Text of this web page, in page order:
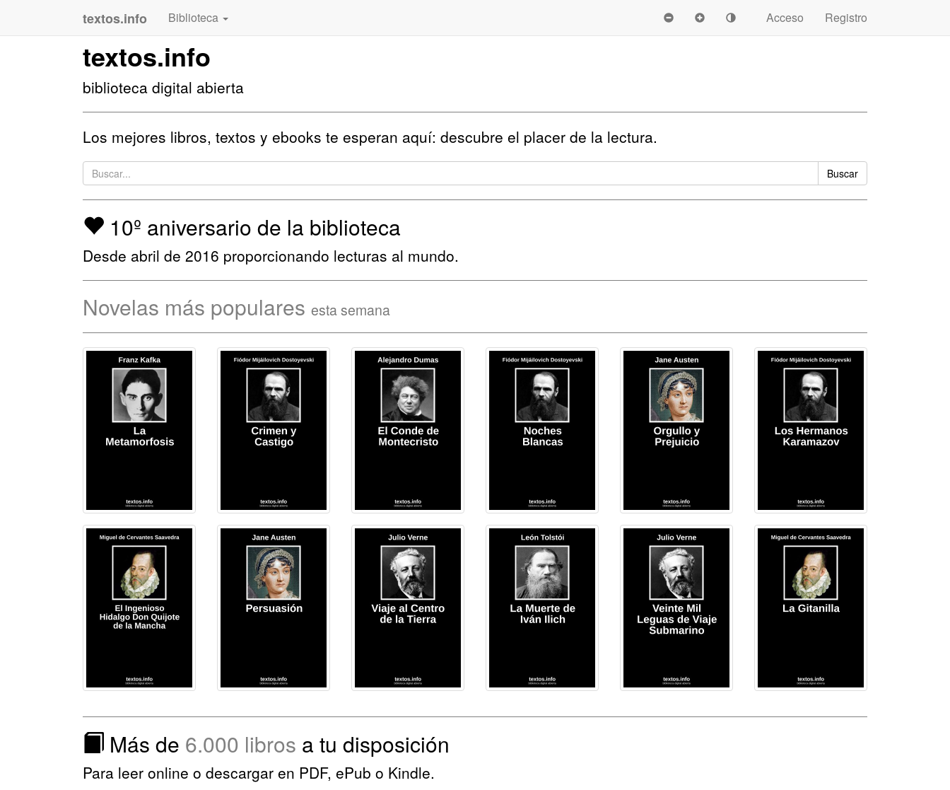
textos.info Biblioteca Acceso Registro
textos.info
biblioteca digital abierta
Los mejores libros, textos y ebooks te esperan aquí: descubre el placer de la lectura.
Buscar
10º aniversario de la biblioteca
Desde abril de 2016 proporcionando lecturas al mundo.
Novelas más populares esta semana
Más de 6.000 libros a tu disposición
Para leer online o descargar en PDF, ePub o Kindle.